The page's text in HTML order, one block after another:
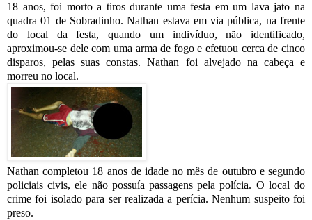
18 anos, foi morto a tiros durante uma festa em um lava jato na
quadra 01 de Sobradinho. Nathan estava em via pública, na frente
do local da festa, quando um indivíduo, não identificado,
aproximou-se dele com uma arma de fogo e efetuou cerca de cinco
disparos, pelas suas constas. Nathan foi alvejado na cabeça e
morreu no local.
Nathan completou 18 anos de idade no mês de outubro e segundo
policiais civis, ele não possuía passagens pela polícia. O local do
crime foi isolado para ser realizada a perícia. Nenhum suspeito foi
preso.